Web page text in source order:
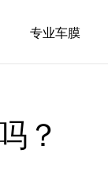
专业车膜
？